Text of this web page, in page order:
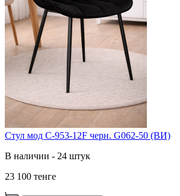
Cтул мод C-953-12F черн. G062-50 (ВИ)
В наличии - 24 штук
23 100 тенге